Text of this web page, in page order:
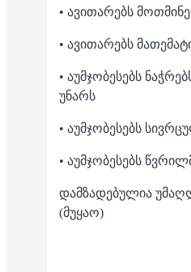
• ავითარებს
• ავითარებს
• აუმჯობესებს
უნარს
• აუმჯობესებს
• აუმჯობესებს
დამზადებულია
(მუყაო)